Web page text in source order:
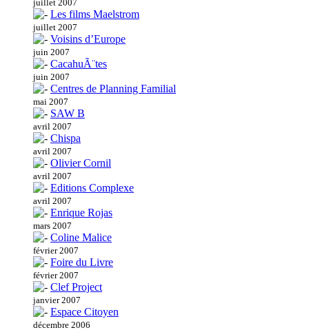
juillet 2007
Les films Maelstrom
juillet 2007
Voisins d’Europe
juin 2007
CacahuÃ¨tes
juin 2007
Centres de Planning Familial
mai 2007
SAW B
avril 2007
Chispa
avril 2007
Olivier Cornil
avril 2007
Editions Complexe
avril 2007
Enrique Rojas
mars 2007
Coline Malice
février 2007
Foire du Livre
février 2007
Clef Project
janvier 2007
Espace Citoyen
décembre 2006